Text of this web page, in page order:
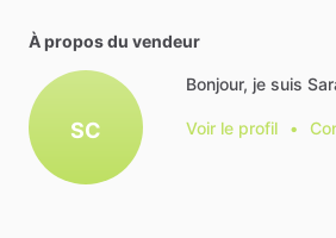
À propos du vendeur
SC
Bonjour, je suis
Voir le profil •